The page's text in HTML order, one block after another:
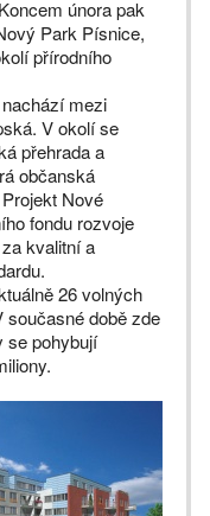
února pak
Park Písnice,
přírodního
mezi
V okolí se
přehrada a
občanská
Nové
fondu rozvoje
kvalitní a
26 volných
době zde
se pohybují